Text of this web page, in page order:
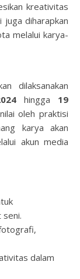
kreativitas
juga diharapkan
melalui karya-
dilaksanakan
hingga 19
oleh praktisi
karya akan
akun media
dalam